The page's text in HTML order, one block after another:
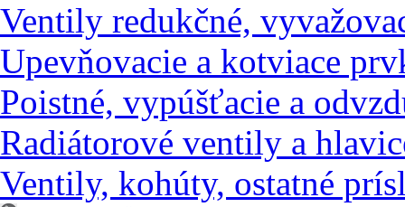
Ventily redukčné,
Upevňovacie a kotviace
Poistné, vypúšťacie a
Radiátorové ventily a
Ventily, kohúty, ostatné